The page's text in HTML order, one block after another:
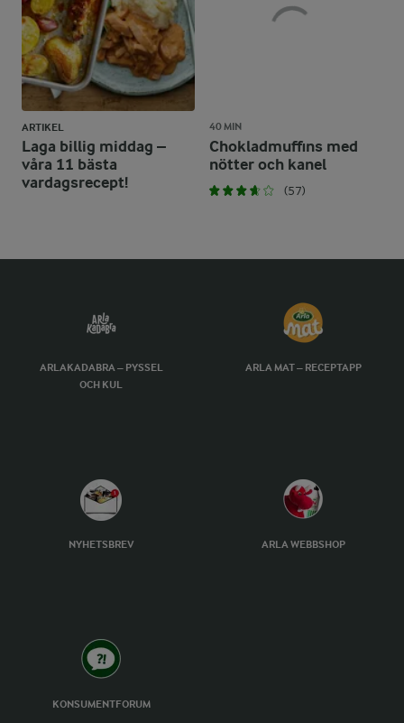
ARTIKEL
Laga billig middag –
våra 11 bästa
vardagsrecept!
40 MIN
Chokladmuffins med
nötter och kanel
(57)
ARLAKADABRA – PYSSEL
OCH KUL
ARLA MAT – RECEPTAPP
NYHETSBREV ARLA WEBBSHOP
KONSUMENTFORUM